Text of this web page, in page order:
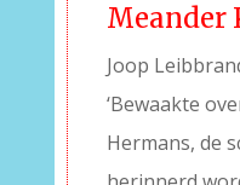
Meander
Joop
‘Bewaakte
Hermans, de